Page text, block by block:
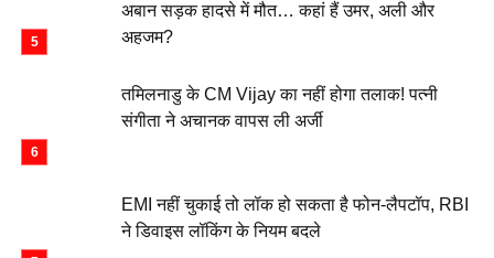
अबान सड़क हादसे में मौत… कहां हैं उमर, अली और
अहजम?
तमिलनाडु के CM Vijay का नहीं होगा तलाक! पत्नी
संगीता ने अचानक वापस ली अर्जी
EMI नहीं चुकाई तो लॉक हो सकता है फोन-लैपटॉप, RBI
ने डिवाइस लॉकिंग के नियम बदले